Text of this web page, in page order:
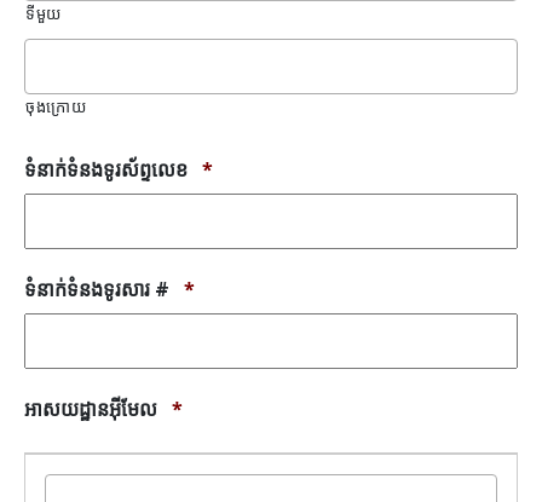
ទីមួយ
ចុងក្រោយ
ទំនាក់ទំនងទូរស័ព្ទលេខ *
ទំនាក់ទំនងទូរសារ # *
អាសយដ្ឋានអ៊ីមែល *